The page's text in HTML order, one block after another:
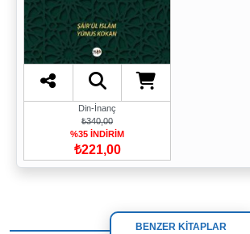
Din-İnanç
₺340,00
%35 İNDİRİM
₺221,00
BENZER KİTAPLAR